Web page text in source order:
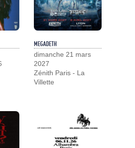
MEGADETH
dimanche 21 mars
2027
Zénith Paris - La
Villette